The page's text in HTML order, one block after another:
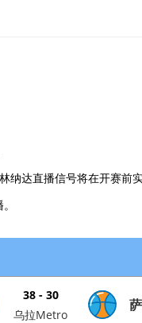
纳达直播信号将在开赛前
38 - 30
乌拉Metro